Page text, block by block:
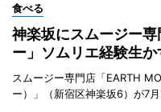
食べる
神楽坂にスムージー
ー」ソムリエ経験生か
スムージー専門店「EARTH
ー）」（新宿区神楽坂6）が7